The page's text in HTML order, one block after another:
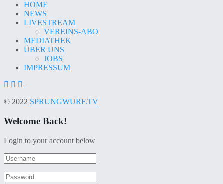
HOME
NEWS
LIVESTREAM
VEREINS-ABO
MEDIATHEK
ÜBER UNS
JOBS
IMPRESSUM
© 2022 SPRUNGWURF.TV
Welcome Back!
Login to your account below